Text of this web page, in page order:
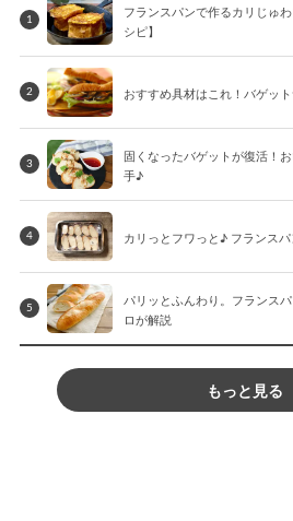
1
フランスパンで作るカリじゅ
シピ】
2 おすすめ具材はこれ！バゲッ
3
固くなったバゲットが復活！
手♪
4 カリっとフワっと♪ フランス
5
パリッとふんわり。フランス
ロが解説
もっと見る